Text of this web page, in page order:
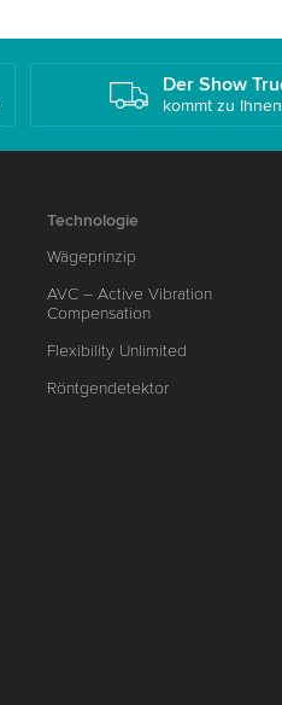
Der Show
kommt zu
Technologie
Wägeprinzip
AVC – Active Vibration
Compensation
Flexibility Unlimited
Röntgendetektor